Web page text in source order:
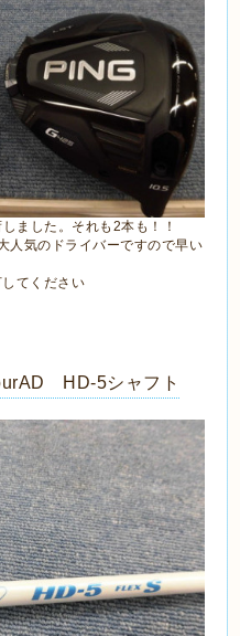
ました。それも2本も！！
人気のドライバーですので早い
てください
HD-5シャフト